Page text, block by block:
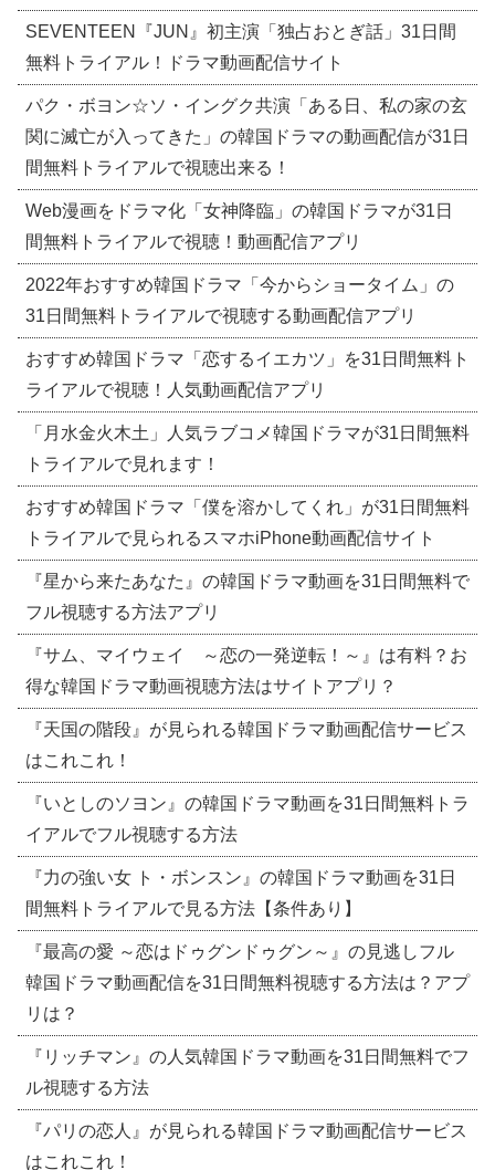
SEVENTEEN『JUN』初主演「独占おとぎ話」31日間
無料トライアル！ドラマ動画配信サイト
パク・ボヨン☆ソ・イングク共演「ある日、私の家の玄
関に滅亡が入ってきた」の韓国ドラマの動画配信が31日
間無料トライアルで視聴出来る！
Web漫画をドラマ化「女神降臨」の韓国ドラマが31日
間無料トライアルで視聴！動画配信アプリ
2022年おすすめ韓国ドラマ「今からショータイム」の
31日間無料トライアルで視聴する動画配信アプリ
おすすめ韓国ドラマ「恋するイエカツ」を31日間無料ト
ライアルで視聴！人気動画配信アプリ
「月水金火木土」人気ラブコメ韓国ドラマが31日間無料
トライアルで見れます！
おすすめ韓国ドラマ「僕を溶かしてくれ」が31日間無料
トライアルで見られるスマホiPhone動画配信サイト
『星から来たあなた』の韓国ドラマ動画を31日間無料で
フル視聴する方法アプリ
『サム、マイウェイ ～恋の一発逆転！～』は有料？お
得な韓国ドラマ動画視聴方法はサイトアプリ？
『天国の階段』が見られる韓国ドラマ動画配信サービス
はこれこれ！
『いとしのソヨン』の韓国ドラマ動画を31日間無料トラ
イアルでフル視聴する方法
『力の強い女 ト・ボンスン』の韓国ドラマ動画を31日
間無料トライアルで見る方法【条件あり】
『最高の愛 ～恋はドゥグンドゥグン～』の見逃しフル
韓国ドラマ動画配信を31日間無料視聴する方法は？アプ
リは？
『リッチマン』の人気韓国ドラマ動画を31日間無料でフ
ル視聴する方法
『パリの恋人』が見られる韓国ドラマ動画配信サービス
はこれこれ！